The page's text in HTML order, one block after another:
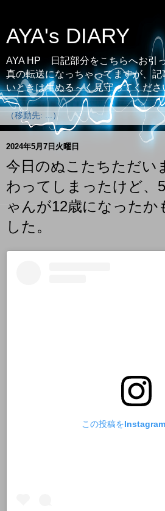
AYA's DIARY
AYA HP 日記部分をこちらへお引
真の転送になっちゃってますが、
いときは生ぬる～く見守ってくだ
2024年5月7日火曜日
今日のぬこたちただい
わってしまったけど
ゃんが12歳になったか
した。
この投稿を